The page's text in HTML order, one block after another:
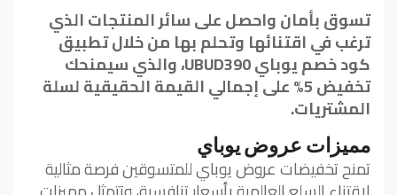
تسوق بأمان واحصل على سائر المنتجات الذي
ترغب في اقتنائها وتحلم بها من خلال تطبيق
كود خصم يوباي UBUD390، والذي سيمنحك
تخفيض 5% على إجمالي القيمة الحقيقية لسلة
المشتريات.
مميزات عروض يوباي
تمنح تخفيضات عروض يوباي للمتسوقين فرصة مثالية